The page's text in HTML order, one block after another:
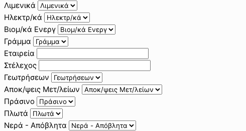
Λιμενικά
Ηλεκτρ/κά
Βιομ/κά Ενεργ
Γράμμα
Εταιρεία
Στέλεχος
Γεωτρήσεων
Αποκ/ψεις Μετ/λείων
Πράσινο
Πλωτά
Νερά - Απόβλητα